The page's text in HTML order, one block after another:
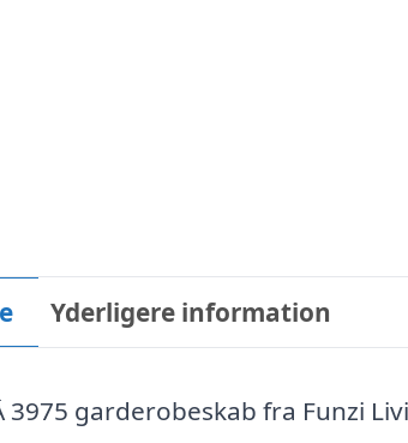
Yderligere information
3975 garderobeskab fra Funzi